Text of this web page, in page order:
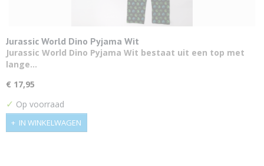
Jurassic World Dino Pyjama Wit
Jurassic World Dino Pyjama Wit bestaat uit een top met
lange…
€ 17,95
✓ Op voorraad
IN WINKELWAGEN